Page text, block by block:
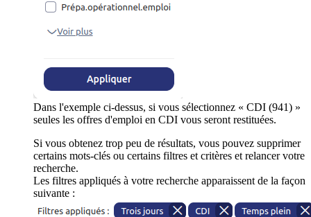
Dans l'exemple ci-dessus, si vous sélectionnez « CDI (941) »
seules les offres d'emploi en CDI vous seront restituées.
Si vous obtenez trop peu de résultats, vous pouvez supprimer
certains mots-clés ou certains filtres et critères et relancer votre
recherche.
Les filtres appliqués à votre recherche apparaissent de la façon
suivante :